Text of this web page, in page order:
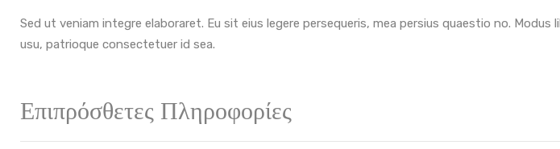
Sed ut veniam integre elaboraret. Eu sit eius legere persequeris, mea persius quaestio no.
usu, patrioque consectetuer id sea.
Επιπρόσθετες Πληροφορίες